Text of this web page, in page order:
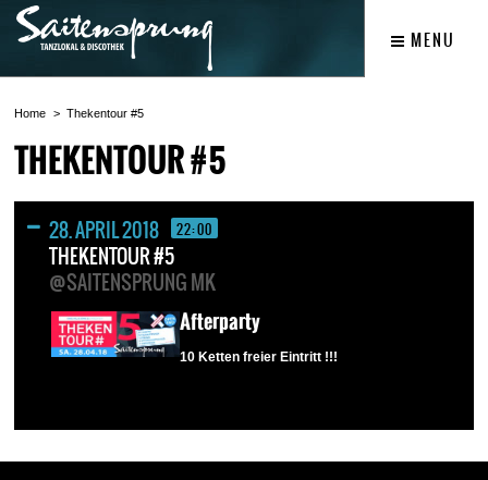
MENU
Home Thekentour #5
THEKENTOUR #5
28. APRIL 2018 22:00
THEKENTOUR #5
@SAITENSPRUNG MK
Afterparty
10 Ketten freier Eintritt !!!